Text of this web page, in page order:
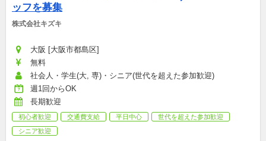
ッフを募集
株式会社キズキ
大阪 [大阪市都島区]
無料
社会人・学生(大, 専)・シニア(世代を超えた参加歓迎)
週1回からOK
長期歓迎
初心者歓迎 交通費支給 平日中心
世代を超えた参加歓迎
シニア歓迎